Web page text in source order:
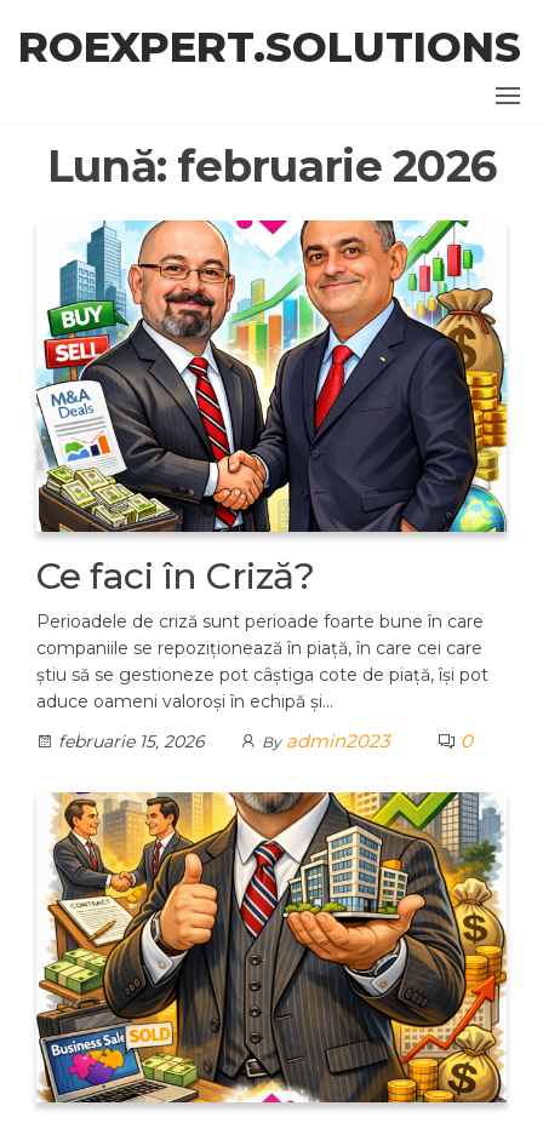
ROEXPERT.SOLUTIONS
Lună: februarie 2026
Ce faci în Criză?
Perioadele de criză sunt perioade foarte bune în care
companiile se repoziţionează în piaţă, în care cei care
ştiu să se gestioneze pot câştiga cote de piaţă, îşi pot
aduce oameni valoroşi în echipă şi…
februarie 15, 2026
By admin2023 0